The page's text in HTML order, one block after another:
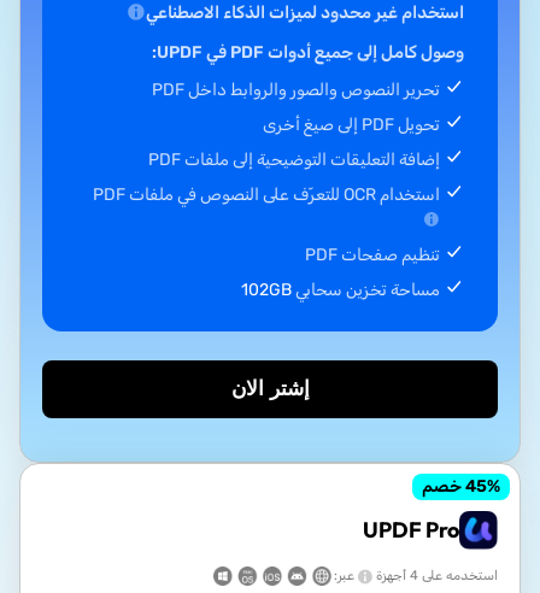
استخدام غير محدود لميزات الذكاء الاصطناعي
وصول كامل إلى جميع أدوات PDF في UPDF:
تحرير النصوص والصور والروابط داخل PDF
تحويل PDF إلى صيغ أخرى
إضافة التعليقات التوضيحية إلى ملفات PDF
استخدام OCR للتعرّف على النصوص في ملفات PDF
تنظيم صفحات PDF
مساحة تخزين سحابي102GB
إشتر الان
UPDF Pro
45% خصم
استخدمه على 4 أجهزة عبر: